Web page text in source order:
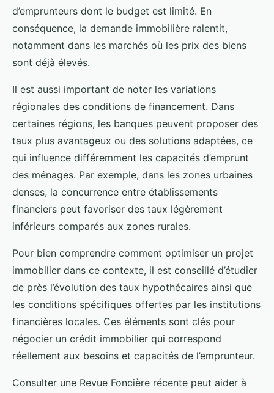
d’emprunteurs dont le budget est limité. En
conséquence, la demande immobilière ralentit,
notamment dans les marchés où les prix des biens
sont déjà élevés.
Il est aussi important de noter les variations
régionales des conditions de financement. Dans
certaines régions, les banques peuvent proposer des
taux plus avantageux ou des solutions adaptées, ce
qui influence différemment les capacités d’emprunt
des ménages. Par exemple, dans les zones urbaines
denses, la concurrence entre établissements
financiers peut favoriser des taux légèrement
inférieurs comparés aux zones rurales.
Pour bien comprendre comment optimiser un projet
immobilier dans ce contexte, il est conseillé d’étudier
de près l’évolution des taux hypothécaires ainsi que
les conditions spécifiques offertes par les institutions
financières locales. Ces éléments sont clés pour
négocier un crédit immobilier qui correspond
réellement aux besoins et capacités de l’emprunteur.
Consulter une Revue Foncière récente peut aider à